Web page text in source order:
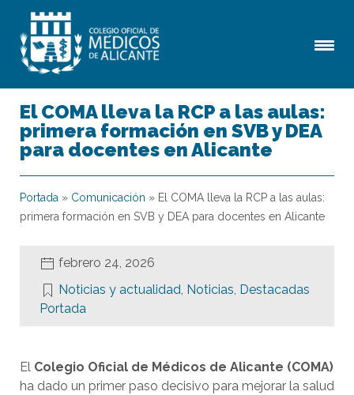
El COMA lleva la RCP a las aulas:
primera formación en SVB y DEA
para docentes en Alicante
Portada » Comunicación » El COMA lleva la RCP a las aulas:
primera formación en SVB y DEA para docentes en Alicante
febrero 24, 2026
Noticias y actualidad, Noticias, Destacadas
Portada
El Colegio Oficial de Médicos de Alicante (COMA)
ha dado un primer paso decisivo para mejorar la salud